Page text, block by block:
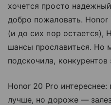
хочется просто
добро пожаловать.
(и до сих пор остается),
шансы прославиться. Но
подскочила,
Honor 20 Pro
лучше, но дороже —